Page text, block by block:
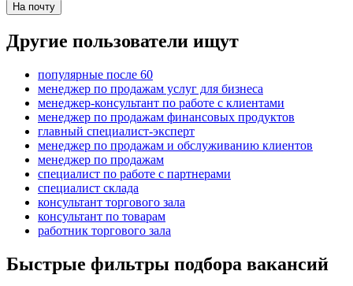
На почту
Другие пользователи ищут
популярные после 60
менеджер по продажам услуг для бизнеса
менеджер-консультант по работе с клиентами
менеджер по продажам финансовых продуктов
главный специалист-эксперт
менеджер по продажам и обслуживанию клиентов
менеджер по продажам
специалист по работе с партнерами
специалист склада
консультант торгового зала
консультант по товарам
работник торгового зала
Быстрые фильтры подбора вакансий